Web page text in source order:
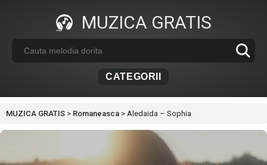
MUZICA GRATIS
CATEGORII
MUZICA GRATIS > Romaneasca > Aledaida – Sophia